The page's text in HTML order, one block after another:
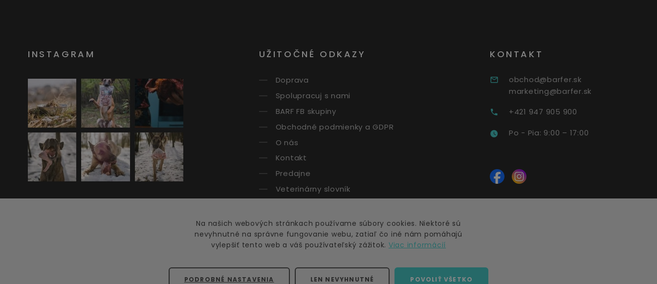
INSTAGRAM UŽITOČNÉ ODKAZY
Doprava
Spolupracuj s nami
BARF FB skupiny
Obchodné podmienky a GDPR
O nás
Kontakt
Predajne
Veterinárny slovník
KONTAKT
obchod@barfer.sk
marketing@barfer.sk
+421 947 905 900
Po - Pia: 9:00 – 17:00
©2026barfer.sk
Všetky práva vyhradené.
Na našich webových stránkach používame súbory cookies. Niektoré sú
nevyhnutné na správne fungovanie webu, zatiaľ čo iné nám pomáhajú
vylepšiť tento web a váš používateľský zážitok. Viac informácií
PODROBNÉ NASTAVENIA LEN NEVYHNUTNÉ POVOLIŤ VŠETKO